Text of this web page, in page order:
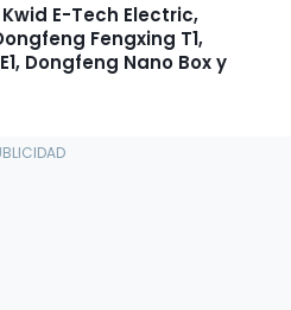
E-Tech Electric,
Fengxing T1,
Dongfeng Nano Box y